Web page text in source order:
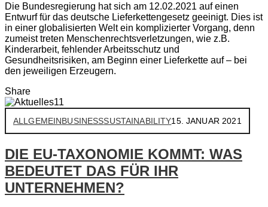
Die Bundesregierung hat sich am 12.02.2021 auf einen
Entwurf für das deutsche Lieferkettengesetz geeinigt. Dies ist
in einer globalisierten Welt ein komplizierter Vorgang, denn
zumeist treten Menschenrechtsverletzungen, wie z.B.
Kinderarbeit, fehlender Arbeitsschutz und
Gesundheitsrisiken, am Beginn einer Lieferkette auf – bei
den jeweiligen Erzeugern.
Share
ALLGEMEINBUSINESSSUSTAINABILITY15. JANUAR 2021
DIE EU-TAXONOMIE KOMMT: WAS
BEDEUTET DAS FÜR IHR
UNTERNEHMEN?